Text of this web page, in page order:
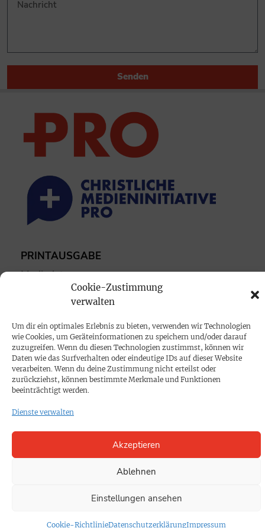
Cookie-Zustimmung
verwalten
Um dir ein optimales Erlebnis zu bieten, verwenden wir Technologien
wie Cookies, um Geräteinformationen zu speichern und/oder darauf
zuzugreifen. Wenn du diesen Technologien zustimmst, können wir
Daten wie das Surfverhalten oder eindeutige IDs auf dieser Website
verarbeiten. Wenn du deine Zustimmung nicht erteilst oder
zurückziehst, können bestimmte Merkmale und Funktionen
beeinträchtigt werden.
Dienste verwalten
Akzeptieren
Ablehnen
Einstellungen ansehen
Cookie-RichtlinieDatenschutzerklärungImpressum
Senden
PRINTAUSGABE
Mediadaten
PROKOMPAKT
Impressum
SPENDEN
Datenschutz
KONTAKT
Cookie-Richtlinie